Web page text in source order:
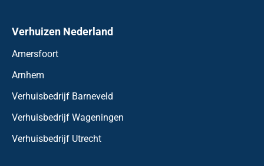
Verhuizen Nederland
Amersfoort
Arnhem
Verhuisbedrijf Barneveld
Verhuisbedrijf Wageningen
Verhuisbedrijf Utrecht